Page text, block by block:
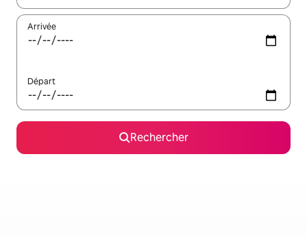
Arrivée
Départ
Rechercher